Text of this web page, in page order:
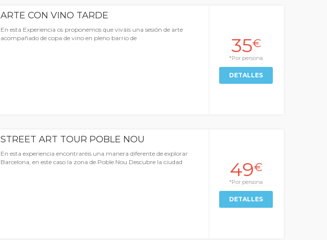
ARTE CON VINO TARDE
En esta Experiencia os proponemos que viváis una sesión de arte
acompañado de copa de vino en pleno barrio de
35€
*Por persona
DETALLES
STREET ART TOUR POBLE NOU
En esta experiencia encontraréis una manera diferente de explorar
Barcelona, en este caso la zona de Poble Nou Descubre la ciudad
49€
*Por persona
DETALLES